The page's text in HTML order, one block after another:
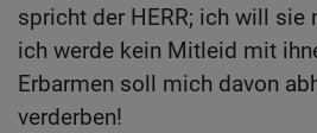
spricht der HERR; ich will sie
ich werde kein Mitleid mit
Erbarmen soll mich davon
verderben!